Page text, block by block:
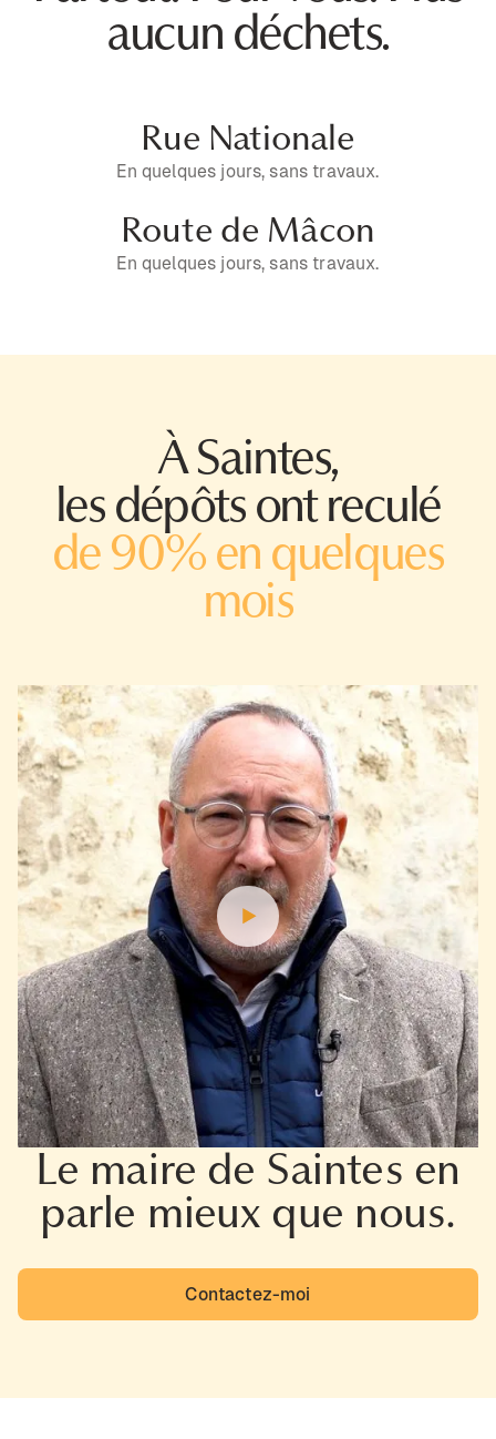
aucun déchets.
Rue Nationale
En quelques jours, sans travaux.
Route de Mâcon
En quelques jours, sans travaux.
À Saintes,
les dépôts ont reculé
de 90% en quelques
mois
Le maire de Saintes en
parle mieux que nous.
Contactez-moi